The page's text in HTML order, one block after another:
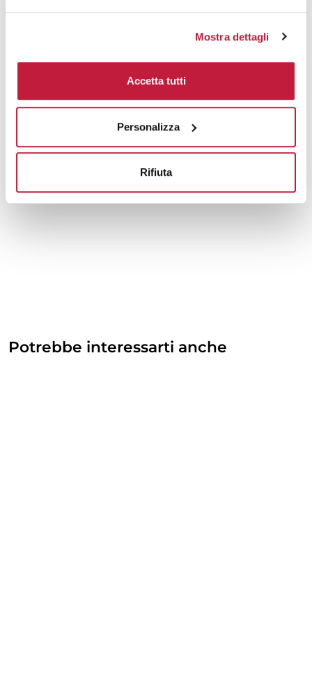
Mostra dettagli
Accetta tutti
Personalizza
Rifiuta
Potrebbe interessarti anche